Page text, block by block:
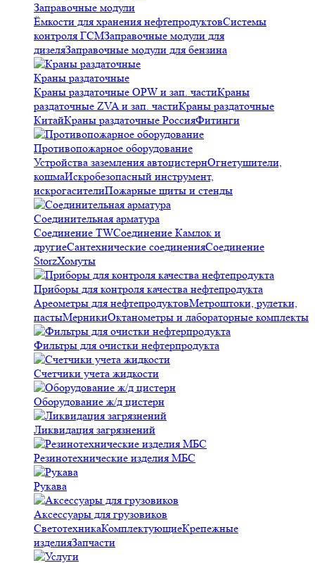
Заправочные модули
Ёмкости для хранения нефтепродуктовСистемы
контроля ГСМЗаправочные модули для
дизеляЗаправочные модули для бензина
Краны раздаточные
Краны раздаточные OPW и зап. частиКраны
раздаточные ZVA и зап. частиКраны раздаточные
КитайКраны раздаточные РоссияФитинги
Противопожарное оборудование
Устройства заземления автоцистернОгнетушители,
кошмаИскробезопасный инструмент,
искрогасителиПожарные щиты и стенды
Соединительная арматура
Соединение TWСоединение Камлок и
другиеСантехнические соединенияСоединение
StorzХомуты
Приборы для контроля качества нефтепродукта
Ареометры для нефтепродуктовМетроштоки, рулетки,
пастыМерникиОктанометры и лабораторные комплекты
Фильтры для очистки нефтерпродукта
Счетчики учета жидкости
Оборудование ж/д цистерн
Ликвидация загрязнений
Резинотехнические изделия МБС
Рукава
Аксессуары для грузовиков
СветотехникаКомплектующиеКрепежные
изделияЗапчасти